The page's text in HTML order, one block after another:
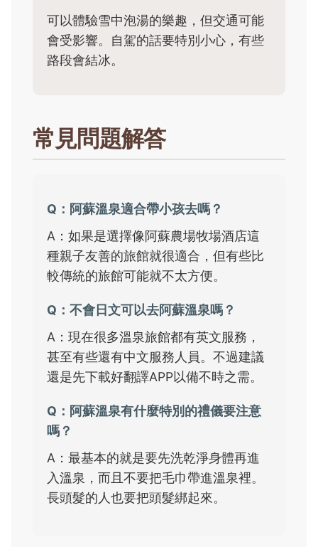
可以體驗雪中泡湯的樂趣，但交通可能
會受影響。自駕的話要特別小心，有些
路段會結冰。
常見問題解答
Q：阿蘇溫泉適合帶小孩去嗎？
A：如果是選擇像阿蘇農場牧場酒店這
種親子友善的旅館就很適合，但有些比
較傳統的旅館可能就不太方便。
Q：不會日文可以去阿蘇溫泉嗎？
A：現在很多溫泉旅館都有英文服務，
甚至有些還有中文服務人員。不過建議
還是先下載好翻譯APP以備不時之需。
Q：阿蘇溫泉有什麼特別的禮儀要注意
嗎？
A：最基本的就是要先洗乾淨身體再進
入溫泉，而且不要把毛巾帶進溫泉裡。
長頭髮的人也要把頭髮綁起來。